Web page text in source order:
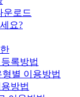
운로드
요?
록방법
형별 이용방법
방법